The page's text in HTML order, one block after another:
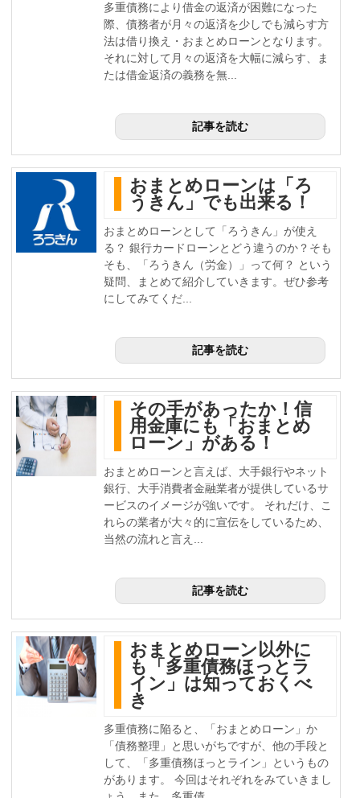
多重債務により借金の返済が困難になった
際、債務者が月々の返済を少しでも減らす方
法は借り換え・おまとめローンとなります。
それに対して月々の返済を大幅に減らす、ま
たは借金返済の義務を無...
記事を読む
おまとめローンは「ろ
うきん」でも出来る！
おまとめローンとして「ろうきん」が使え
る？ 銀行カードローンとどう違うのか？そも
そも、「ろうきん（労金）」って何？ という
疑問、まとめて紹介していきます。ぜひ参考
にしてみてくだ...
記事を読む
その手があったか！信
用金庫にも「おまとめ
ローン」がある！
おまとめローンと言えば、大手銀行やネット
銀行、大手消費者金融業者が提供しているサ
ービスのイメージが強いです。 それだけ、こ
れらの業者が大々的に宣伝をしているため、
当然の流れと言え...
記事を読む
おまとめローン以外に
も「多重債務ほっとラ
イン」は知っておくべ
き
多重債務に陥ると、「おまとめローン」か
「債務整理」と思いがちですが、他の手段と
して、「多重債務ほっとライン」というもの
があります。 今回はそれぞれをみていきまし